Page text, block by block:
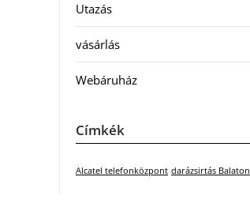
Utazás
vásárlás
Webáruház
Címkék
Alcatel telefonközpont darázsirtás Balaton